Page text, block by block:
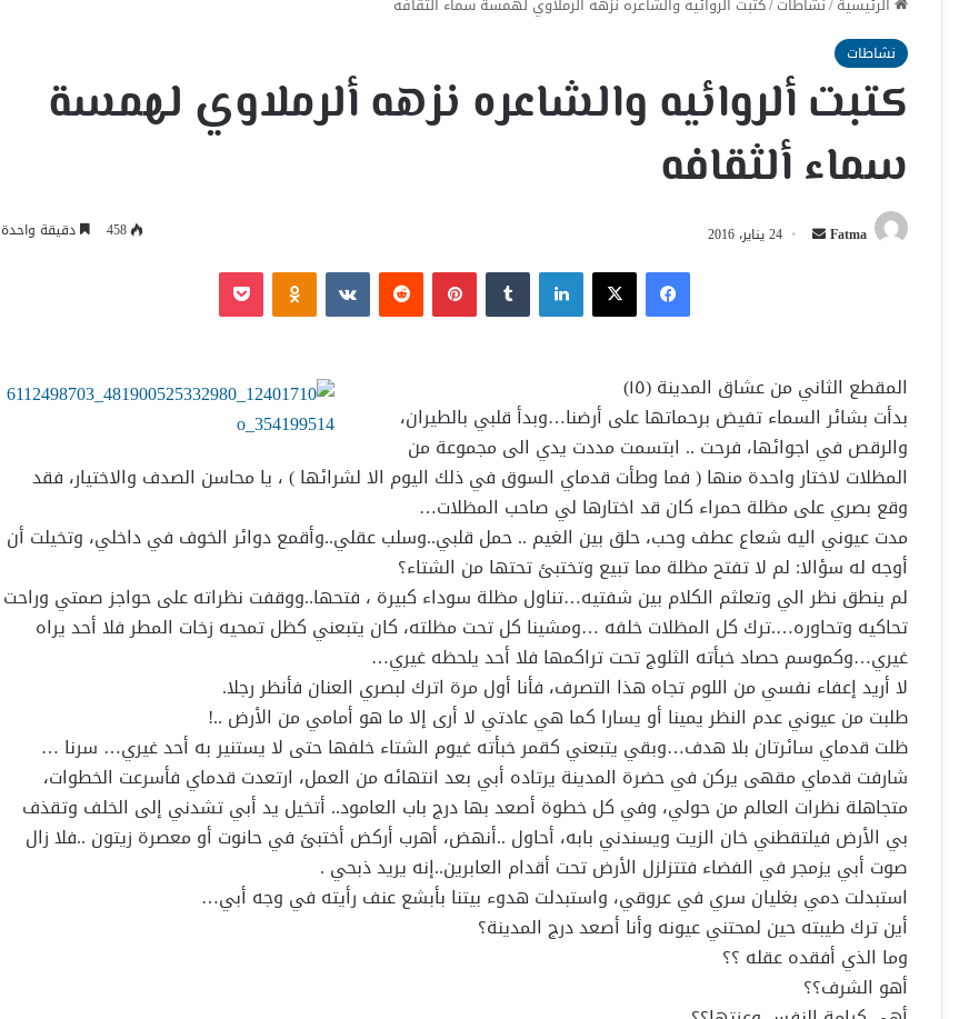
نشاطات
كتبت ألروائيه والشاعره نزهه ألرملاوي لهمسة
سماء ألثقافه
Fatma
أرسل 24 يناير، 2016 458 دقيقة واحدة
فيسبوك‫X لينكدإن بينتيريست Odnoklassniki
‫Pocket
المقطع الثاني من عشاق المدينة (١٥)
بدأت بشائر السماء تفيض برحماتها على أرضنا…وبدأ قلبي بالطيران،
والرقص في اجوائها، فرحت .. ابتسمت مددت يدي الى مجموعة من
المظلات لاختار واحدة منها ( فما وطأت قدماي السوق في ذلك اليوم الا لشرائها ) ، يا محاسن الصدف والاختيار، فقد
وقع بصري على مظلة حمراء كان قد اختارها لي صاحب المظلات…
مدت عيوني اليه شعاع عطف وحب، حلق بين الغيم .. حمل قلبي..وسلب عقلي..وأقمع دوائر الخوف في داخلي، وتخيلت أن
أوجه له سؤالا: لم لا تفتح مظلة مما تبيع وتختبئ تحتها من الشتاء؟
لم ينطق نظر الي وتعلثم الكلام بين شفتيه…تناول مظلة سوداء كبيرة ، فتحها..ووقفت نظراته على حواجز صمتي وراحت
تحاكيه وتحاوره….ترك كل المظلات خلفه …ومشينا كل تحت مظلته، كان يتبعني كظل تمحيه زخات المطر فلا أحد يراه
غيري…وكموسم حصاد خبأته الثلوج تحت تراكمها فلا أحد يلحظه غيري…
لا أريد إعفاء نفسي من اللوم تجاه هذا التصرف، فأنا أول مرة اترك لبصري العنان فأنظر رجلا.
طلبت من عيوني عدم النظر يمينا أو يسارا كما هي عادتي لا أرى إلا ما هو أمامي من الأرض ..!
ظلت قدماي سائرتان بلا هدف…وبقي يتبعني كقمر خبأته غيوم الشتاء خلفها حتى لا يستنير به أحد غيري… سرنا …
شارفت قدماي مقهى يركن في حضرة المدينة يرتاده أبي بعد انتهائه من العمل، ارتعدت قدماي فأسرعت الخطوات،
متجاهلة نظرات العالم من حولي، وفي كل خطوة أصعد بها درج باب العامود.. أتخيل يد أبي تشدني إلى الخلف وتقذف
بي الأرض فيلتقطني خان الزيت ويسندني بابه، أحاول ..أنهض، أهرب أركض أختبئ في حانوت أو معصرة زيتون ..فلا زال
صوت أبي يزمجر في الفضاء فتتزلزل الأرض تحت أقدام العابرين..إنه يريد ذبحي .
استبدلت دمي بغليان سري في عروقي، واستبدلت هدوء بيتنا بأبشع عنف رأيته في وجه أبي…
أين ترك طيبته حين لمحتني عيونه وأنا أصعد درج المدينة؟
وما الذي أفقده عقله ؟؟
أهو الشرف؟؟